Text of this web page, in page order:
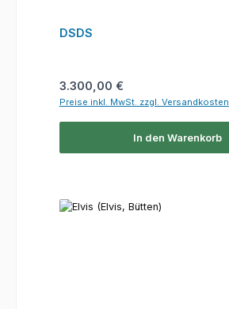
DSDS
Regulärer Preis:
3.300,00 €
Preise inkl. MwSt. zzgl. Versandkosten
In den Warenkorb